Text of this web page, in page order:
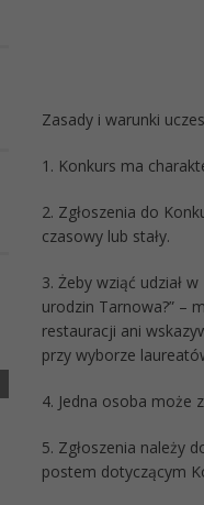
Zasady i warunki
1. Konkurs ma
2. Zgłoszenia do
czasowy lub stały.
3. Żeby wziąć udział
urodzin Tarnowa?” –
restauracji ani
przy wyborze
4. Jedna osoba może
5. Zgłoszenia należy
postem dotyczącym